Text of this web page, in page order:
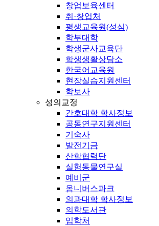
창업보육센터
취·창업처
평생교육원(성심)
학부대학
학생군사교육단
학생생활상담소
한국어교육원
현장실습지원센터
학보사
성의교정
간호대학 학사정보
공동연구지원센터
기숙사
발전기금
산학협력단
실험동물연구실
예비군
옴니버스파크
의과대학 학사정보
의학도서관
입학처